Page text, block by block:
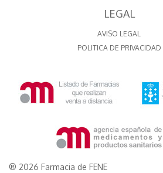
LEGAL
AVISO LEGAL
POLITICA DE PRIVACIDAD
® 2026 Farmacia de FENE